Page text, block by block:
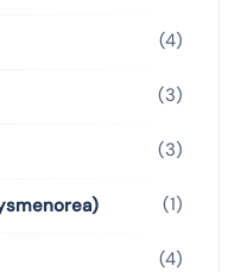
(4)
(3)
(3)
(1)
(4)